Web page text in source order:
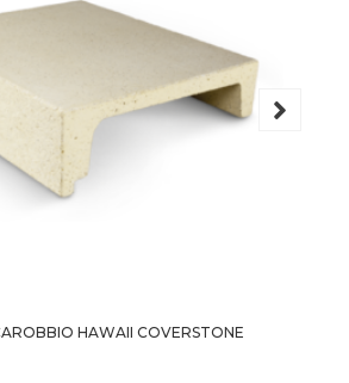
HAWAII COVERSTONE